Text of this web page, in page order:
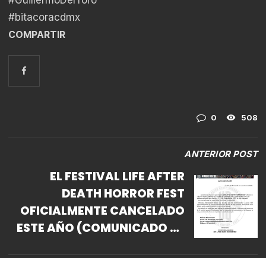
#bitacoracdmx
COMPARTIR
0 508
ANTERIOR POST
EL FESTIVAL LIFE AFTER
DEATH HORROR FEST
OFICIALMENTE CANCELADO
ESTE AÑO (COMUNICADO DE